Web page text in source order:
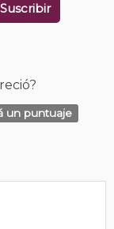
Suscribir
un puntuaje